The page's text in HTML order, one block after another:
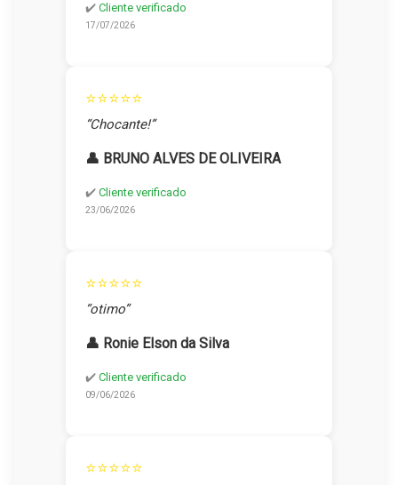
✔️ Cliente verificado
17/07/2026
⭐⭐⭐⭐⭐
“Chocante!”
👤 BRUNO ALVES DE OLIVEIRA
✔️ Cliente verificado
23/06/2026
⭐⭐⭐⭐⭐
“otimo”
👤 Ronie Elson da Silva
✔️ Cliente verificado
09/06/2026
⭐⭐⭐⭐⭐